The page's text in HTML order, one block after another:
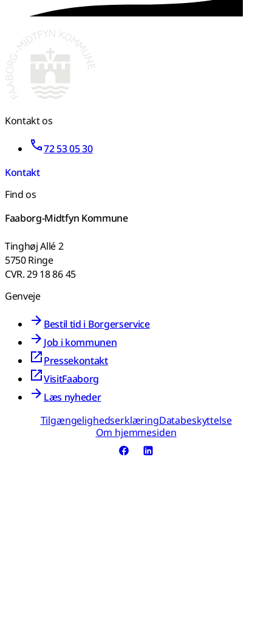
Kontakt os
72 53 05 30
Kontakt
Find os
Faaborg-Midtfyn Kommune
Tinghøj Allé 2
5750 Ringe
CVR. 29 18 86 45
Genveje
Bestil tid i Borgerservice
Job i kommunen
Pressekontakt
VisitFaaborg
Læs nyheder
TilgængelighedserklæringDatabeskyttelse
Om hjemmesiden